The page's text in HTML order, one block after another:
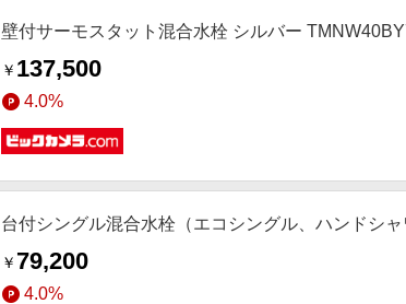
壁付サーモスタット混合水栓 シルバー
￥ 137,500
4.0%
台付シングル混合水栓（エコシングル、ハンドシ
￥ 79,200
4.0%